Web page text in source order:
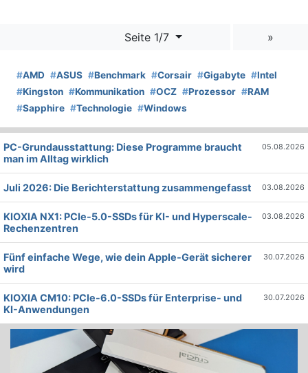
Seite 1/7 »
#AMD #ASUS #Benchmark #Corsair #Gigabyte #Intel
#Kingston #Kommunikation #OCZ #Prozessor #RAM
#Sapphire #Technologie #Windows
PC-Grundausstattung: Diese Programme braucht
man im Alltag wirklich
05.08.2026
Juli 2026: Die Bericht­erstattung zusammengefasst 03.08.2026
KIOXIA NX1: PCIe-5.0-SSDs für KI- und Hyperscale-
Rechenzentren
03.08.2026
Fünf einfache Wege, wie dein Apple-Gerät sicherer
wird
30.07.2026
KIOXIA CM10: PCIe-6.0-SSDs für Enterprise- und
KI-Anwendungen
30.07.2026